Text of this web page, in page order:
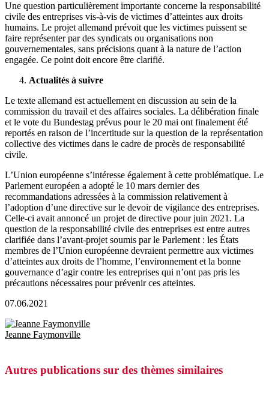
Une question particulièrement importante concerne la responsabilité
civile des entreprises vis-à-vis de victimes d’atteintes aux droits
humains. Le projet allemand prévoit que les victimes puissent se
faire représenter par des syndicats ou organisations non
gouvernementales, sans précisions quant à la nature de l’action
engagée. Ce point doit encore être clarifié.
Actualités à suivre
Le texte allemand est actuellement en discussion au sein de la
commission du travail et des affaires sociales. La délibération finale
et le vote du Bundestag prévus pour le 20 mai ont finalement été
reportés en raison de l’incertitude sur la question de la représentation
collective des victimes dans le cadre de procès de responsabilité
civile.
L’Union européenne s’intéresse également à cette problématique. Le
Parlement européen a adopté le 10 mars dernier des
recommandations adressées à la commission relativement à
l’adoption d’une directive sur le devoir de vigilance des entreprises.
Celle-ci avait annoncé un projet de directive pour juin 2021. La
question de la responsabilité civile des entreprises est entre autres
clarifiée dans l’avant-projet soumis par le Parlement : les États
membres de l’Union européenne devraient permettre aux victimes
d’atteintes aux droits de l’homme, l’environnement et la bonne
gouvernance d’agir contre les entreprises qui n’ont pas pris les
précautions nécessaires pour prévenir ces atteintes.
07.06.2021
Jeanne Faymonville
Autres publications sur des thèmes similaires